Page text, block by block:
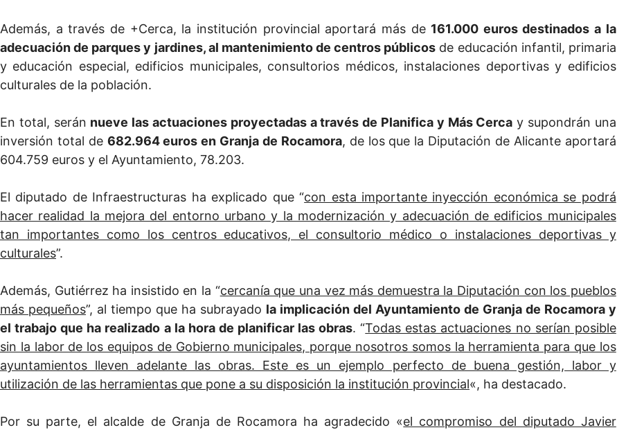
Además, a través de +Cerca, la institución provincial aportará más de 161.000 euros destinados a la
adecuación de parques y jardines, al mantenimiento de centros públicos de educación infantil, primaria
y educación especial, edificios municipales, consultorios médicos, instalaciones deportivas y edificios
culturales de la población.
En total, serán nueve las actuaciones proyectadas a través de Planifica y Más Cerca y supondrán una
inversión total de 682.964 euros en Granja de Rocamora, de los que la Diputación de Alicante aportará
604.759 euros y el Ayuntamiento, 78.203.
El diputado de Infraestructuras ha explicado que “con esta importante inyección económica se podrá
hacer realidad la mejora del entorno urbano y la modernización y adecuación de edificios municipales
tan importantes como los centros educativos, el consultorio médico o instalaciones deportivas y
culturales”.
Además, Gutiérrez ha insistido en la “cercanía que una vez más demuestra la Diputación con los pueblos
más pequeños”, al tiempo que ha subrayado la implicación del Ayuntamiento de Granja de Rocamora y
el trabajo que ha realizado a la hora de planificar las obras. “Todas estas actuaciones no serían posible
sin la labor de los equipos de Gobierno municipales, porque nosotros somos la herramienta para que los
ayuntamientos lleven adelante las obras. Este es un ejemplo perfecto de buena gestión, labor y
utilización de las herramientas que pone a su disposición la institución provincial«, ha destacado.
Por su parte, el alcalde de Granja de Rocamora ha agradecido «el compromiso del diputado Javier